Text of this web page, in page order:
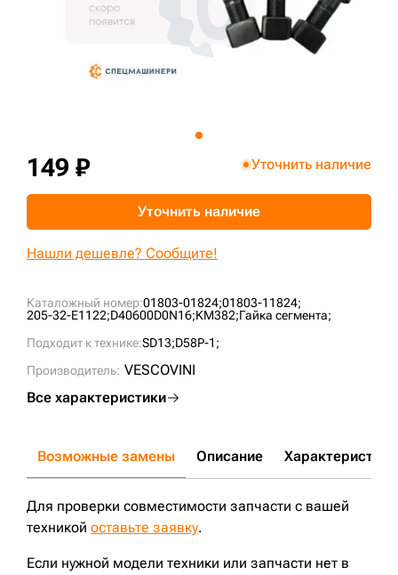
Каталожный номер:01803-01824;01803-11824;
205-32-E1122;D40600D0N16;KM382;Гайка сегмента;
Подходит к технике:SD13;D58P-1;
Производитель: VESCOVINI
Все характеристики
149 ₽ Уточнить наличие
Уточнить наличие
Нашли дешевле? Сообщите!
Возможные замены Описание Характеристики
Для проверки совместимости запчасти с вашей
техникой оставьте заявку.
Если нужной модели техники или запчасти нет в
sksale@skdst.ru